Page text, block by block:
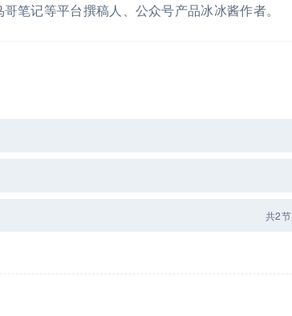
笔记等平台撰稿人、公众号产品冰冰酱作者。
共2节